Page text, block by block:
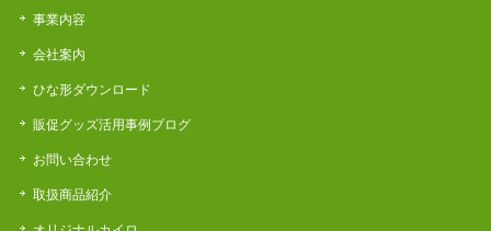
事業内容
会社案内
ひな形ダウンロード
販促グッズ活用事例ブログ
お問い合わせ
取扱商品紹介